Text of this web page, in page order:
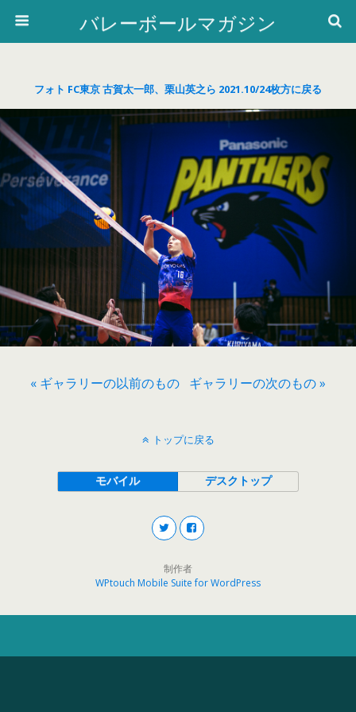
バレーボールマガジン
フォト FC東京 古賀太一郎、栗山英之ら 2021.10/24枚方に戻る
« ギャラリーの以前のもの ギャラリーの次のもの »
トップに戻る
モバイル デスクトップ
制作者
WPtouch Mobile Suite for WordPress